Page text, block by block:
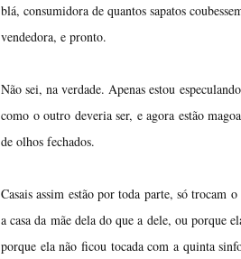
blá, consumidora de quantos sapatos
vendedora, e pronto.
Não sei, na verdade. Apenas estou
como o outro deveria ser, e agora estão
de olhos fechados.
Casais assim estão por toda parte, só trocam
a casa da mãe dela do que a dele, ou porque
porque ela não ficou tocada com a quinta